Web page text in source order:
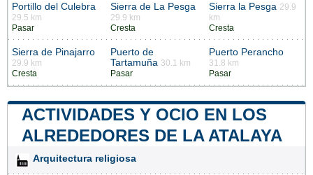
Portillo del Culebra
29.5 km
Pasar
Sierra de La Pesga
29.9 km
Cresta
Sierra la Pesga 29.9
km
Cresta
Sierra de Pinajarro
29.9 km
Cresta
Puerto de
Tartamuña 30.1 km
Pasar
Puerto Perancho
31.8 km
Pasar
ACTIVIDADES Y OCIO EN LOS
ALREDEDORES DE LA ATALAYA
Arquitectura religiosa